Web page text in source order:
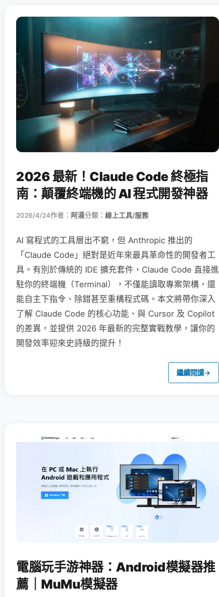
2026 最新！Claude Code 終極指
南：顛覆終端機的 AI 程式開發神器
2026/4/24作者： 阿湯分類： 線上工具/服務
AI 寫程式的工具層出不窮，但 Anthropic 推出的
「Claude Code」絕對是近年來最具革命性的開發者工
具。有別於傳統的 IDE 擴充套件，Claude Code 直接進
駐你的終端機（Terminal），不僅能讀取專案架構，還
能自主下指令、除錯甚至重構程式碼。本文將帶你深入
了解 Claude Code 的核心功能、與 Cursor 及 Copilot
的差異，並提供 2026 年最新的完整實戰教學，讓你的
開發效率迎來史詩級的提升！
繼續閱讀→
電腦玩手游神器：Android模擬器推
薦｜MuMu模擬器